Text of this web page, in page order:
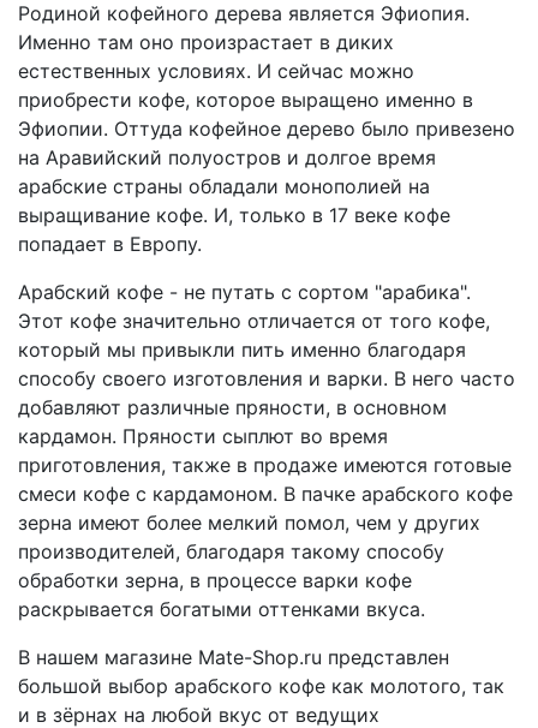
Родиной кофейного дерева является Эфиопия.
Именно там оно произрастает в диких
естественных условиях. И сейчас можно
приобрести кофе, которое выращено именно в
Эфиопии. Оттуда кофейное дерево было привезено
на Аравийский полуостров и долгое время
арабские страны обладали монополией на
выращивание кофе. И, только в 17 веке кофе
попадает в Европу.
Арабский кофе - не путать с сортом "арабика".
Этот кофе значительно отличается от того кофе,
который мы привыкли пить именно благодаря
способу своего изготовления и варки. В него часто
добавляют различные пряности, в основном
кардамон. Пряности сыплют во время
приготовления, также в продаже имеются готовые
смеси кофе с кардамоном. В пачке арабского кофе
зерна имеют более мелкий помол, чем у других
производителей, благодаря такому способу
обработки зерна, в процессе варки кофе
раскрывается богатыми оттенками вкуса.
В нашем магазине Mate-Shop.ru представлен
большой выбор арабского кофе как молотого, так
и в зёрнах на любой вкус от ведущих